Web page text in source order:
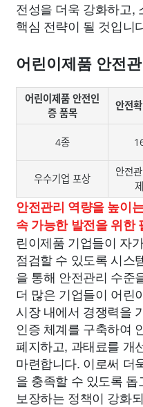
전성을 더욱 강화하고,
핵심 전략이 될 것입니
어린이제품 안전
어린이제품 안전인
증 품목
안전
4종
우수기업 포상
안전
안전관리 역량을 높이
속 가능한 발전을 위한
린이제품 기업들이 자
점검할 수 있도록 시스
을 통해 안전관리 수준
더 많은 기업들이 어린
시장 내에서 경쟁력을
인증 체계를 구축하여
폐지하고, 과태료를 개
마련합니다. 이로써 더
을 충족할 수 있도록
보장하는 정책이 강화